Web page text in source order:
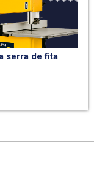
serra de fita